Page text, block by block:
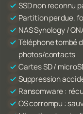
SSD non reconnu
Partition perdue,
NAS Synology /
Téléphone tombé
photos/contacts
Cartes SD /
Suppression
Ransomware :
OS corrompu :